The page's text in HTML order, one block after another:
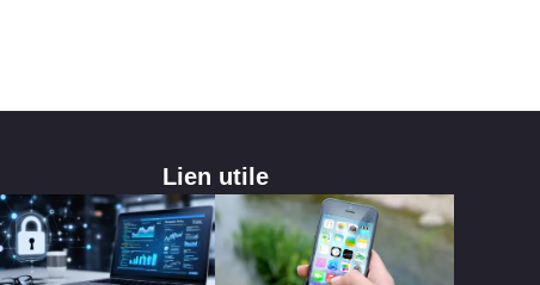
Lien utile